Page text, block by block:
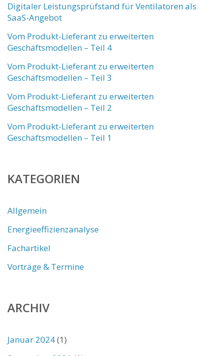
Digitaler Leistungsprüfstand für Ventilatoren als
SaaS-Angebot
Vom Produkt-Lieferant zu erweiterten
Geschäftsmodellen – Teil 4
Vom Produkt-Lieferant zu erweiterten
Geschäftsmodellen – Teil 3
Vom Produkt-Lieferant zu erweiterten
Geschäftsmodellen – Teil 2
Vom Produkt-Lieferant zu erweiterten
Geschäftsmodellen – Teil 1
KATEGORIEN
Allgemein
Energieeffizienzanalyse
Fachartikel
Vorträge & Termine
ARCHIV
Januar 2024(1)